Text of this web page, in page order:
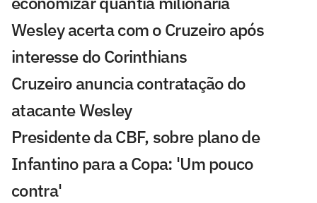
Wesley acerta com o Cruzeiro após
interesse do Corinthians
Cruzeiro anuncia contratação do
atacante Wesley
Presidente da CBF, sobre plano de
Infantino para a Copa: 'Um pouco
contra'